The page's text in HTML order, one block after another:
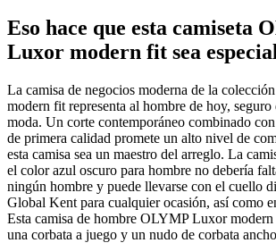
Eso hace que esta camiseta
Luxor modern fit sea
La camisa de negocios moderna de la
modern fit representa al hombre de hoy,
moda. Un corte contemporáneo combinado
de primera calidad promete un alto nivel de
esta camisa sea un maestro del arreglo. La
el color azul oscuro para hombre no debería
ningún hombre y puede llevarse con el cuello
Global Kent para cualquier ocasión, así como
Esta camisa de hombre OLYMP Luxor
una corbata a juego y un nudo de corbata